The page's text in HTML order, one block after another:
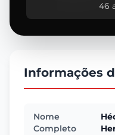
46
Informações
Nome
Completo